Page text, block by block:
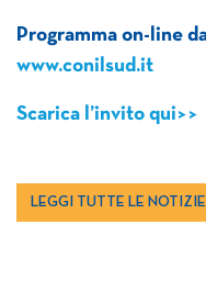
Programma on-line
www.conilsud.it
Scarica l’invito qui>>
LEGGI TUTTE LE NOTIZIE